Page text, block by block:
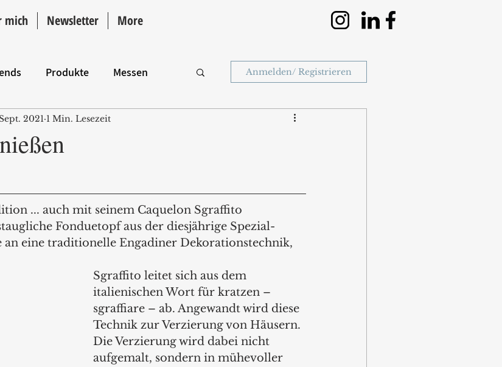
mich Newsletter More
Produkte Messen Anmelden/ Registrieren
2021 1 Min. Lesezeit
... auch mit seinem Caquelon Sgraffito
Fonduetopf aus der diesjährige Spezial-
eine traditionelle Engadiner Dekorationstechnik,
Sgraffito leitet sich aus dem
italienischen Wort für kratzen –
sgraffiare – ab. Angewandt wird diese
Technik zur Verzierung von Häusern.
Die Verzierung wird dabei nicht
aufgemalt, sondern in mühevoller